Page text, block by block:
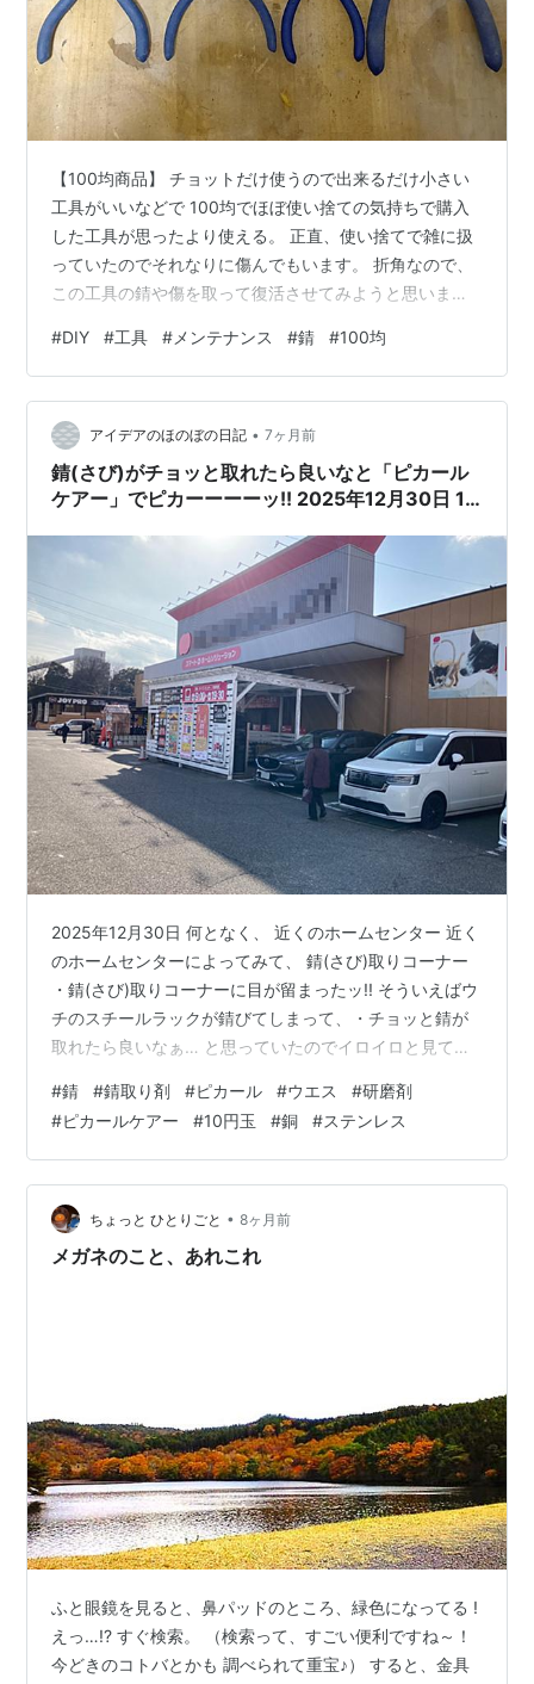
【100均商品】 チョットだけ使うので出来るだけ小さい
工具がいいなどで 100均でほぼ使い捨ての気持ちで購入
した工具が思ったより使える。 正直、使い捨てで雑に扱
っていたのでそれなりに傷んでもいます。 折角なので、
この工具の錆や傷を取って復活させてみようと思いま
き物、青は100均 赤のドライバーは完全にサビて変色し
ています。 青のニッパー類はグリップが少し硬くなって
いたり、錆び、キズが 目立つので、これらを直していき
ます。 錆や汚れが目立ちます ボンドの跡などもあり汚れ
が目立つので、研磨して落とします。 これは別格。ラス
ボスです さて、ど…
#DIY #工具 # メンテナンス #錆 #100均
アイデアのほのぼの日記 • 7ヶ月前
錆(さび)がチョッと取れたら良いなと「ピカール
ケアー」でピカーーーーッ!! 2025年12月30日 12
2025年12月30日 何となく、 近くのホームセンター 近く
のホームセンターによってみて、 錆(さび)取りコーナー
・錆(さび)取りコーナーに目が留まったッ!! そういえばウ
チのスチールラックが錆びてしまって、・チョッと錆が
取れたら良いなぁ… と思っていたのでイロイロと見てみ
オグリコール酸アンモニウムなど)・錆をこすって落とす
(研磨剤など) の2種類でした。 どっちにしようか迷った
のですが、・錆を溶かして落とす→溶かした後、水で洗
って薬剤を落とす必要がある らしく、・錆を溶かして落
とす場合は薬剤を吹くだけなので楽だけれど後で水で洗
わないとい…
#錆 #錆取り剤 #ピカール #ウエス #研磨剤
#ピカールケアー #10円玉 #銅 #ステンレス
ちょっと ひとりごと • 8ヶ月前
メガネのこと、あれこれ
ふと眼鏡を見ると、鼻パッドのところ、緑色になってる !
えっ…!? すぐ検索。 （検索って、すごい便利ですね～！
今どきのコトバとかも 調べられて重宝♪） すると、金具